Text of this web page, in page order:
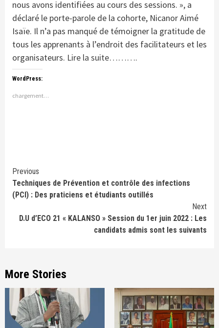
nous avons identifiées au cours des sessions. », a
déclaré le porte-parole de la cohorte, Nicanor Aimé
Isaïe. Il n’a pas manqué de témoigner la gratitude de
tous les apprenants à l’endroit des facilitateurs et les
organisateurs. Lire la suite……….
WordPress:
chargement…
Continue
Reading
Previous
Techniques de Prévention et contrôle des infections
(PCI) : Des praticiens et étudiants outillés
Next
D.U d’ECO 21 « KALANSO » Session du 1er juin 2022 : Les
candidats admis sont les suivants
More Stories